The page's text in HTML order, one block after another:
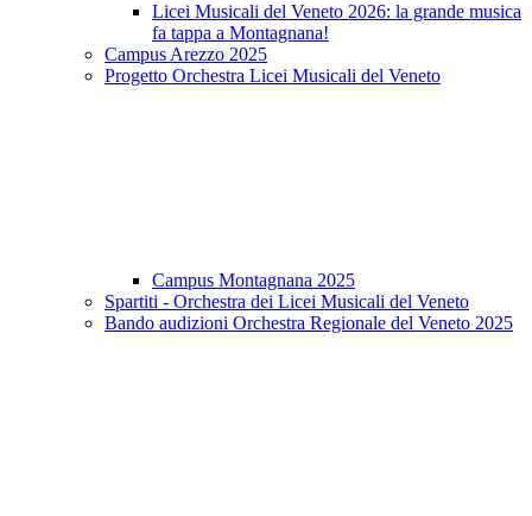
Licei Musicali del Veneto 2026: la grande musica
fa tappa a Montagnana!
Campus Arezzo 2025
Progetto Orchestra Licei Musicali del Veneto
Campus Montagnana 2025
Spartiti - Orchestra dei Licei Musicali del Veneto
Bando audizioni Orchestra Regionale del Veneto 2025